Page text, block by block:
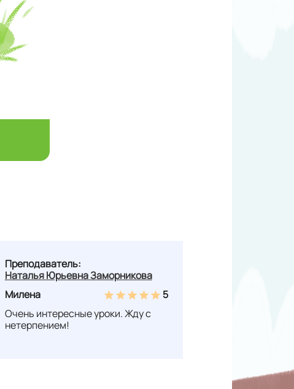
Преподаватель:
Наталья Юрьевна Заморникова
Милена
5
Очень интересные уроки. Жду с
нетерпением!